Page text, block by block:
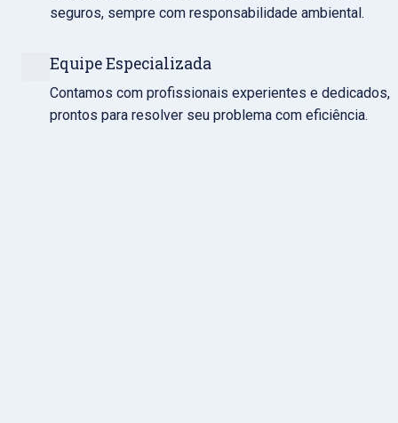
seguros, sempre com responsabilidade ambiental.
Equipe Especializada
Contamos com profissionais experientes e dedicados,
prontos para resolver seu problema com eficiência.